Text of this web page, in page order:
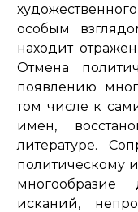
особым
находит
Отмена
появлению
том числе к
имен,
литературе.
политическому
многообразие
исканий,